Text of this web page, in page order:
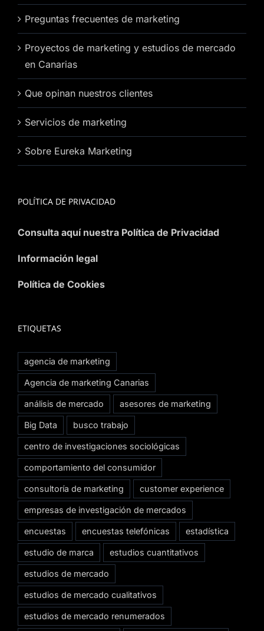
Preguntas frecuentes de marketing
Proyectos de marketing y estudios de mercado
en Canarias
Que opinan nuestros clientes
Servicios de marketing
Sobre Eureka Marketing
POLÍTICA DE PRIVACIDAD
Consulta aquí nuestra Política de Privacidad
Información legal
Política de Cookies
ETIQUETAS
agencia de marketing
Agencia de marketing Canarias
análisis de mercado asesores de marketing
Big Data busco trabajo
centro de investigaciones sociológicas
comportamiento del consumidor
consultoría de marketing customer experience
empresas de investigación de mercados
encuestas encuestas telefónicas estadística
estudio de marca estudios cuantitativos
estudios de mercado
estudios de mercado cualitativos
estudios de mercado renumerados